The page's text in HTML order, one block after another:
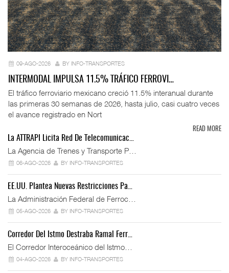
09-AGO-2026 BY INFO-TRANSPORTES
INTERMODAL IMPULSA 11.5% TRÁFICO FERROVI…
El tráfico ferroviario mexicano creció 11.5% interanual durante
las primeras 30 semanas de 2026, hasta julio, casi cuatro veces
el avance registrado en Nort
READ MORE
La ATTRAPI Licita Red De Telecomunicac…
La Agencia de Trenes y Transporte P…
06-AGO-2026 BY INFO-TRANSPORTES
EE.UU. Plantea Nuevas Restricciones Pa…
La Administración Federal de Ferroc…
05-AGO-2026 BY INFO-TRANSPORTES
Corredor Del Istmo Destraba Ramal Ferr…
El Corredor Interoceánico del Istmo…
04-AGO-2026 BY INFO-TRANSPORTES